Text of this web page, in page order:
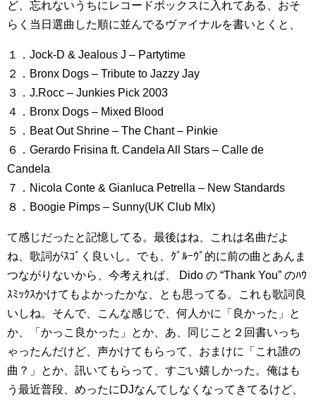
ど、忘れないうちにレコードボックスに入れてある、おそ
らく当日選曲した順に並んでるヴァイナルを書いとくと、
１．Jock-D & Jealous J – Partytime
２．Bronx Dogs – Tribute to Jazzy Jay
３．J.Rocc – Junkies Pick 2003
４．Bronx Dogs – Mixed Blood
５．Beat Out Shrine – The Chant – Pinkie
６．Gerardo Frisina ft. Candela All Stars – Calle de
Candela
７．Nicola Conte & Gianluca Petrella – New Standards
８．Boogie Pimps – Sunny(UK Club MIx)
て感じだったと記憶してる。最後はね、これは名曲だよ
ね、歌詞がｽｺﾞく良いし。でも、ｸﾞﾙｰｳﾞ的に前の曲とあんま
つながりないから、今考えれば、 Dido の “Thank You” のﾊｳ
ｽﾐｯｸｽかけてもよかったかな、とも思ってる。これも歌詞良
いしね。そんで、こんな感じで、何人かに「良かった」と
か、「かっこ良かった」とか、あ、同じこと２回書いっち
ゃったんだけど、声かけてもらって、おまけに「これ誰の
曲？」とか、訊いてもらって、すごい嬉しかった。俺はも
う最近普段、めったにDJなんてしなくなってきてるけど、